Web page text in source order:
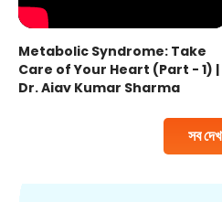
সব দেখ
Metabolic Syndrome: Take
Care of Your Heart (Part - 1) |
Dr. Ajay Kumar Sharma